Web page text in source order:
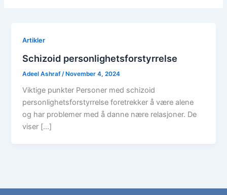
Artikler
Schizoid personlighetsforstyrrelse
Adeel Ashraf /November 4, 2024
Viktige punkter Personer med schizoid
personlighetsforstyrrelse foretrekker å være alene
og har problemer med å danne nære relasjoner. De
viser […]